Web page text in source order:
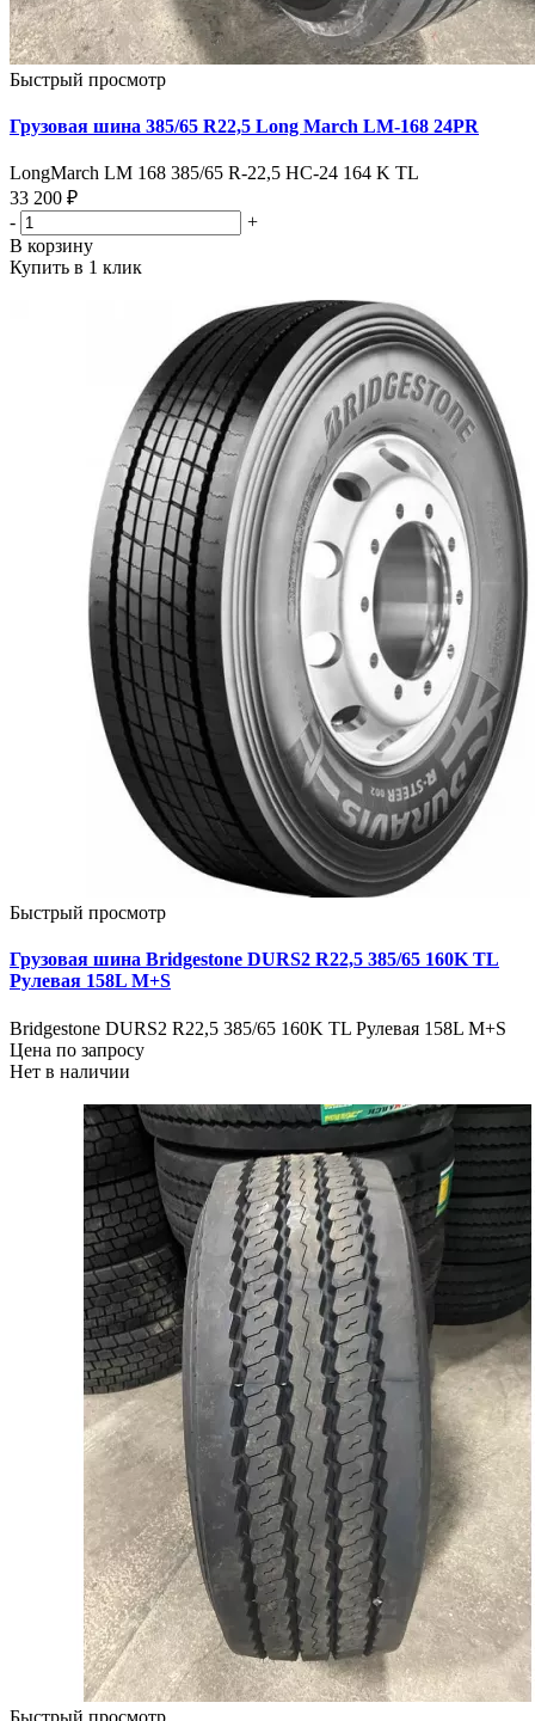
Быстрый просмотр
Грузовая шина 385/65 R22,5 Long March LM-168 24PR
LongMarch LM 168 385/65 R-22,5 НС-24 164 K TL
33 200 ₽
-
+
В корзину
Купить в 1 клик
Быстрый просмотр
Грузовая шина Bridgestone DURS2 R22,5 385/65 160K TL
Рулевая 158L M+S
Bridgestone DURS2 R22,5 385/65 160K TL Рулевая 158L M+S
Цена по запросу
Нет в наличии
Быстрый просмотр